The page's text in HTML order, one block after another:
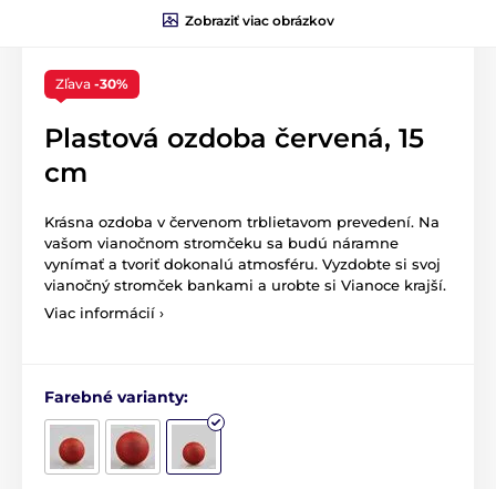
Zobraziť viac obrázkov
Zľava -30%
Plastová ozdoba červená, 15
cm
Krásna ozdoba v červenom trblietavom prevedení. Na
vašom vianočnom stromčeku sa budú náramne
vynímať a tvoriť dokonalú atmosféru. Vyzdobte si svoj
vianočný stromček bankami a urobte si Vianoce krajší.
Viac informácií ›
Farebné varianty: